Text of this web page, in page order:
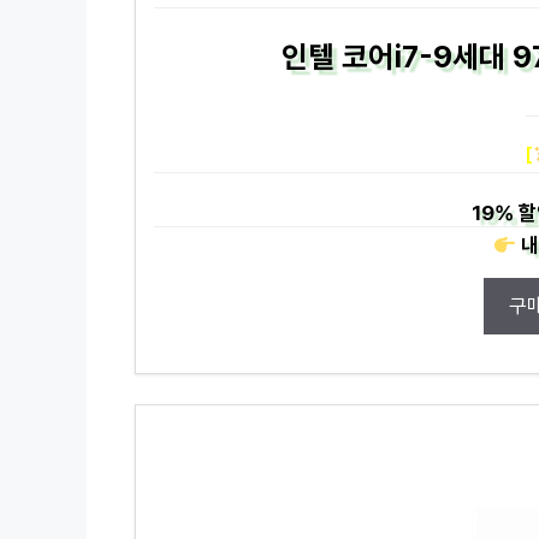
인텔 코어i7-9세대
[
19%할
구